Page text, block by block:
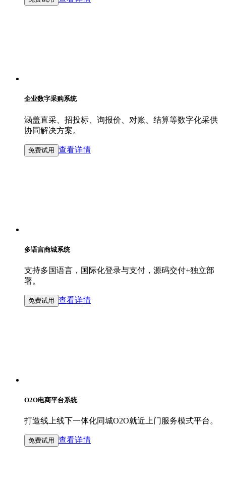
企业数字采购系统
涵盖直采、招投标、询报价、对账、结算等数字化采供
协同解决方案。
免费试用 查看详情
多语言商城系统
支持多国语言，国际化登录与支付，源码交付+独立部
署。
免费试用 查看详情
O2O电商平台系统
打造线上线下一体化同城O2O就近上门服务模式平台。
免费试用 查看详情